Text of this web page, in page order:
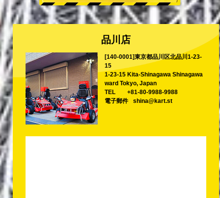
品川店
[140-0001]東京都品川区北品川1-23-
15
1-23-15 Kita-Shinagawa Shinagawa
ward Tokyo, Japan
TEL
+81-80-9988-9988
電子郵件
shina@kart.st